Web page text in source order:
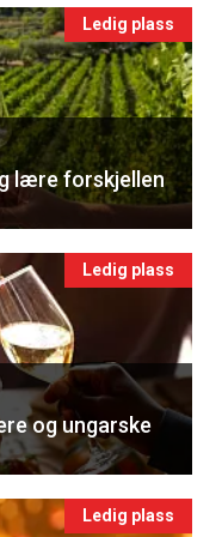
Ledig plass
lære forskjellen
Ledig plass
og ungarske
Ledig plass